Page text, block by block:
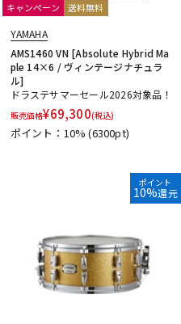
キャンペーン
送料無料
YAMAHA
AMS1460 VN [Absolute Hybrid Ma
ple 14×6 / ヴィンテージナチュラ
ル]
ドラステサマーセール2026対象品！
販売価格¥69,300(税込)
ポイント：10%(6300pt)
ポイント
10%還元